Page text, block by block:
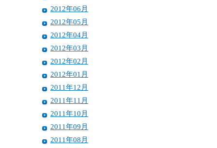
2012年06月
2012年05月
2012年04月
2012年03月
2012年02月
2012年01月
2011年12月
2011年11月
2011年10月
2011年09月
2011年08月